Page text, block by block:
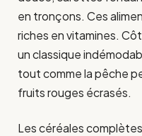
en tronçons. Ces
riches en vitamines.
un classique
tout comme la pêche
fruits rouges écrasés.
Les céréales